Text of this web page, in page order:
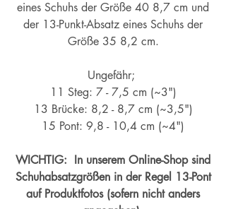
eines Schuhs der Größe 40 8,7 cm und
der 13-Punkt-Absatz eines Schuhs der
Größe 35 8,2 cm.
Ungefähr;
11 Steg: 7 - 7,5 cm (~3")
13 Brücke: 8,2 - 8,7 cm (~3,5")
15 Pont: 9,8 - 10,4 cm (~4")
WICHTIG: In unserem Online-Shop sind
Schuhabsatzgrößen in der Regel 13-Pont
auf Produktfotos (sofern nicht anders